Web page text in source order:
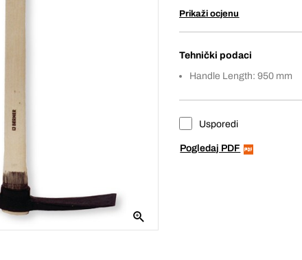
Prikaži ocjenu
Tehnički podaci
Handle Length: 950 mm
Usporedi
Pogledaj PDF